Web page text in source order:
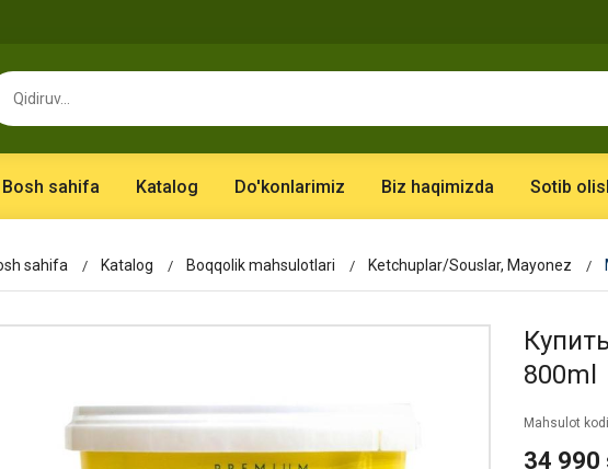
Bosh sahifa Katalog Do'konlarimiz Biz haqimizda Sotib
sahifa Katalog Boqqolik mahsulotlari Ketchuplar/Souslar, Mayonez
800ml
Mahsulot
34 990